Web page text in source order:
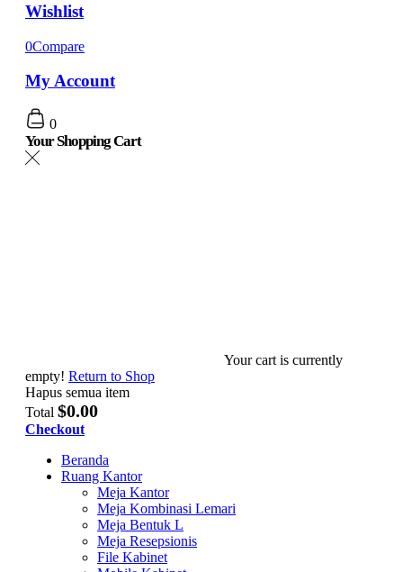
Wishlist
0Compare
My Account
0
Your Shopping Cart
Your cart is currently
empty! Return to Shop
Hapus semua item
Total $0.00
Checkout
Beranda
Ruang Kantor
Meja Kantor
Meja Kombinasi Lemari
Meja Bentuk L
Meja Resepsionis
File Kabinet